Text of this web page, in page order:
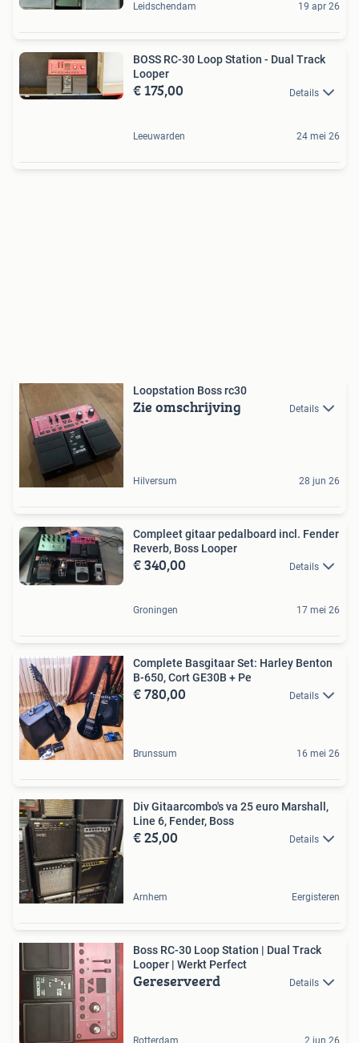
Leidschendam 19 apr 26
BOSS RC-30 Loop Station - Dual Track
Looper
€ 175,00 Details
Leeuwarden 24 mei 26
Loopstation Boss rc30
Zie omschrijving Details
Hilversum 28 jun 26
Compleet gitaar pedalboard incl. Fender
Reverb, Boss Looper
€ 340,00 Details
Groningen 17 mei 26
Complete Basgitaar Set: Harley Benton
B-650, Cort GE30B + Pe
€ 780,00 Details
Brunssum 16 mei 26
Div Gitaarcombo's va 25 euro Marshall,
Line 6, Fender, Boss
€ 25,00 Details
Arnhem Eergisteren
Boss RC-30 Loop Station | Dual Track
Looper | Werkt Perfect
Gereserveerd Details
Rotterdam 2 jun 26